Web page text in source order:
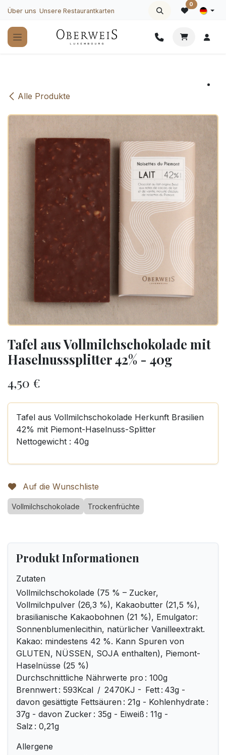
Zum Inhalt springen
Über uns Unsere Restaurantkarten
0
Alle Produkte
Tafel aus Vollmilchschokolade mit
Haselnusssplitter 42% - 40g
4,50 €
Tafel aus Vollmilchschokolade Herkunft Brasilien
42% mit Piemont-Haselnuss-Splitter
Nettogewicht : 40g
Auf die Wunschliste
Vollmilchschokolade Trockenfrüchte
Produkt Informationen
Zutaten
Vollmilchschokolade (75 % – Zucker,
Vollmilchpulver (26,3 %), Kakaobutter (21,5 %),
brasilianische Kakaobohnen (21 %), Emulgator:
Sonnenblumenlecithin, natürlicher Vanilleextrakt.
Kakao: mindestens 42 %. Kann Spuren von
GLUTEN, NÜSSEN, SOJA enthalten), Piemont-
Haselnüsse (25 %)
Durchschnittliche Nährwerte pro : 100g
Brennwert : 593Kcal / 2470KJ - Fett : 43g -
davon gesättigte Fettsäuren : 21g - Kohlenhydrate :
37g - davon Zucker : 35g - Eiweiß : 11g -
Salz : 0,21g
Allergene